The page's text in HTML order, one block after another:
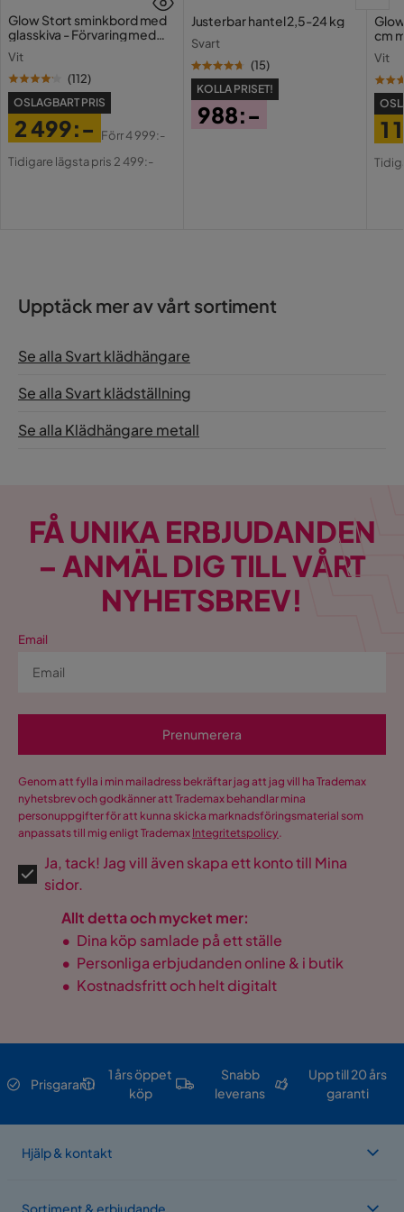
Glow Stort sminkbord med
glasskiva - Förvaring med
Vit
(112)
OSLAGBART PRIS
Pris
2 499:-
Original
Förr4 999:-
Tidigare lägsta pris 2 499:-
Justerbar hantel 2,5-24 kg
Svart
(15)
KOLLA PRISET!
988:-
cm
Vit
1
Upptäck mer av vårt sortiment
Se alla Svart klädhängare
Se alla Svart klädställning
Se alla Klädhängare metall
FÅ UNIKA ERBJUDANDEN
– ANMÄL DIG TILL VÅRT
NYHETSBREV!
Email
Prenumerera
Genom att fylla i min mailadress bekräftar jag att jag vill ha Trademax
nyhetsbrev och godkänner att Trademax behandlar mina
personuppgifter för att kunna skicka marknadsföringsmaterial som
anpassats till mig enligt Trademax Integritetspolicy.
Ja, tack! Jag vill även skapa ett konto till Mina
sidor.
Allt detta och mycket mer:
• Dina köp samlade på ett ställe
• Personliga erbjudanden online & i butik
• Kostnadsfritt och helt digitalt
Prisgaranti
1 års öppet
köp
Snabb
leverans
Upp till 20 års
garanti
Hjälp & kontakt
Sortiment & erbjudande